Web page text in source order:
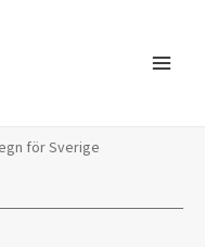
för Sverige